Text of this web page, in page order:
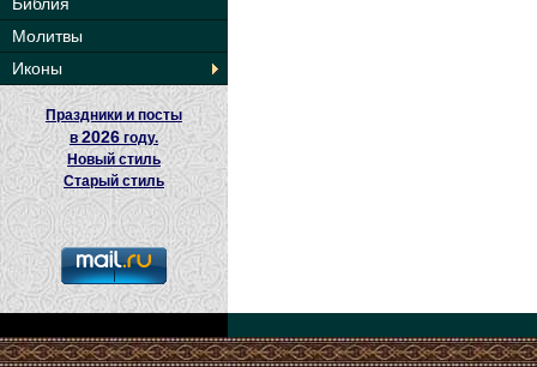
Молитвы
Иконы
Праздники и посты
в2026 году.
Новый стиль
Старый стиль